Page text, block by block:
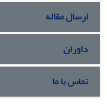
ارسال مقاله
داوران
تماس با ما